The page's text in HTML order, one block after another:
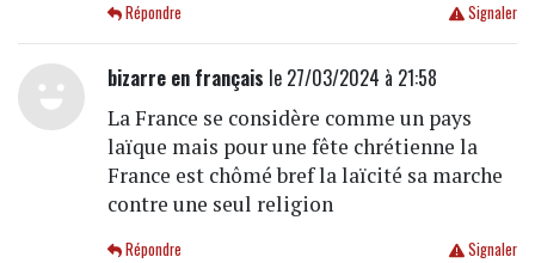
Signaler
Répondre
bizarre en français le 27/03/2024 à 21:58
La France se considère comme un pays
laïque mais pour une fête chrétienne la
France est chômé bref la laïcité sa marche
contre une seul religion
Signaler
Répondre